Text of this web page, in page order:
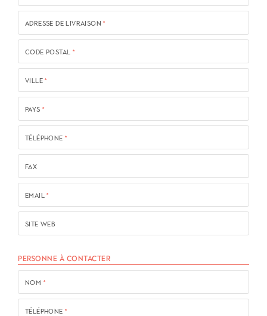
ADRESSE DE LIVRAISON*
CODE POSTAL *
VILLE*
PAYS *
TÉLÉPHONE *
FAX
EMAIL*
SITE WEB
PERSONNE À CONTACTER
NOM *
TÉLÉPHONE *